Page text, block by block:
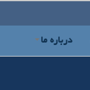
درباره ما